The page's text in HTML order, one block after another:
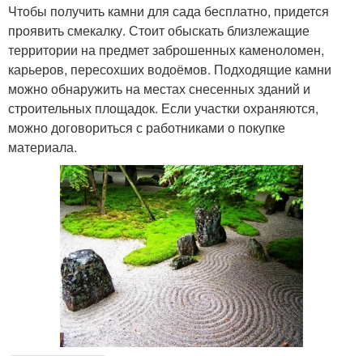
Чтобы получить камни для сада бесплатно, придется
проявить смекалку. Стоит обыскать близлежащие
территории на предмет заброшенных каменоломен,
карьеров, пересохших водоёмов. Подходящие камни
можно обнаружить на местах снесенных зданий и
строительных площадок. Если участки охраняются,
можно договориться с работниками о покупке
материала.